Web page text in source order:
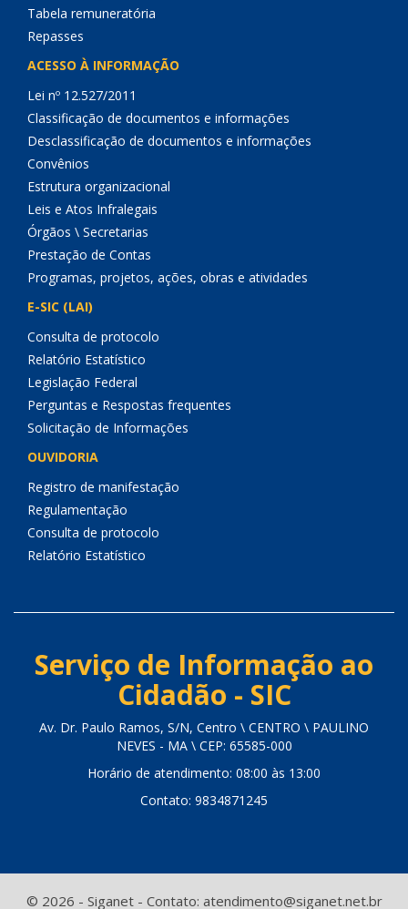
Tabela remuneratória
Repasses
ACESSO À INFORMAÇÃO
Lei nº 12.527/2011
Classificação de documentos e informações
Desclassificação de documentos e informações
Convênios
Estrutura organizacional
Leis e Atos Infralegais
Órgãos \ Secretarias
Prestação de Contas
Programas, projetos, ações, obras e atividades
E-SIC (LAI)
Consulta de protocolo
Relatório Estatístico
Legislação Federal
Perguntas e Respostas frequentes
Solicitação de Informações
OUVIDORIA
Registro de manifestação
Regulamentação
Consulta de protocolo
Relatório Estatístico
Serviço de Informação ao
Cidadão - SIC
Av. Dr. Paulo Ramos, S/N, Centro \ CENTRO \ PAULINO
NEVES - MA \ CEP: 65585-000
Horário de atendimento: 08:00 às 13:00
Contato: 9834871245
© 2026 - Siganet - Contato: atendimento@siganet.net.br